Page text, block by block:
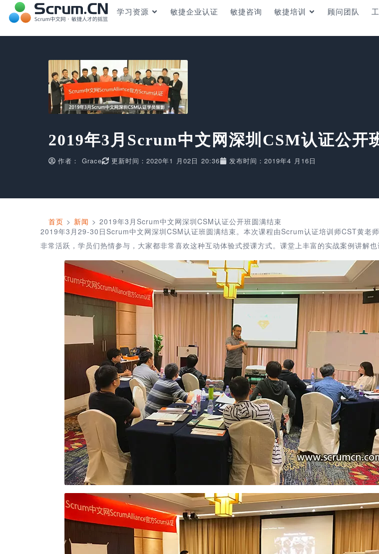
学习资源 敏捷企业认证 敏捷咨询 敏捷培训 顾问团队
2019年3月Scrum中文网深圳CSM认证公开
作者： Grace 更新时间：2020年1 月02日 20:36 发布时间：2019年4 月16日
首页 > 新闻 > 2019年3月Scrum中文网深圳CSM认证公开班圆满结束
2019年3月29-30日Scrum中文网深圳CSM认证班圆满结束。本次课程由Scrum认证培训师CST黄老
非常活跃，学员们热情参与，大家都非常喜欢这种互动体验式授课方式。课堂上丰富的实战案例讲解也